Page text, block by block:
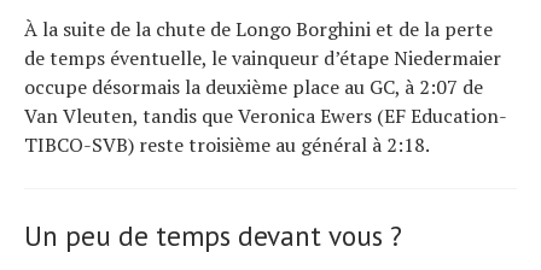
À la suite de la chute de Longo Borghini et de la perte
de temps éventuelle, le vainqueur d’étape Niedermaier
occupe désormais la deuxième place au GC, à 2:07 de
Van Vleuten, tandis que Veronica Ewers (EF Education-
TIBCO-SVB) reste troisième au général à 2:18.
Un peu de temps devant vous ?